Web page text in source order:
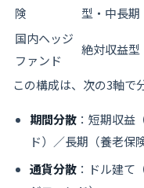
険
型・中長期
国内ヘッジ
ファンド
絶対収益型
この構成は、次の3軸で
期間分散 ：短期収益
ド）／長期（養老保険
通貨分散 ：ドル建て